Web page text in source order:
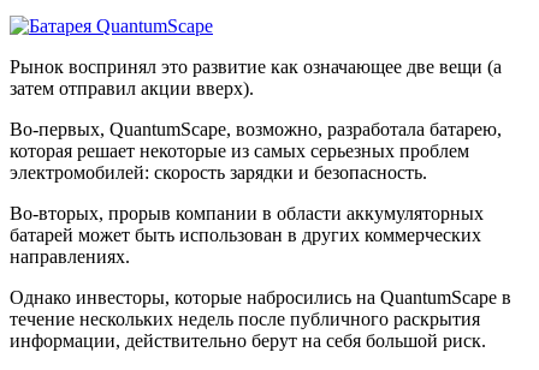
Рынок воспринял это развитие как означающее две вещи (а
затем отправил акции вверх).
Во-первых, QuantumScape, возможно, разработала батарею,
которая решает некоторые из самых серьезных проблем
электромобилей: скорость зарядки и безопасность.
Во-вторых, прорыв компании в области аккумуляторных
батарей может быть использован в других коммерческих
направлениях.
Однако инвесторы, которые набросились на QuantumScape в
течение нескольких недель после публичного раскрытия
информации, действительно берут на себя большой риск.